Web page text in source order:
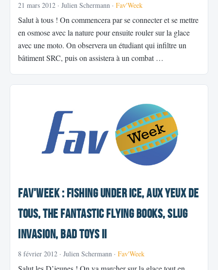
21 mars 2012 · Julien Schermann · Fav'Week
Salut à tous ! On commencera par se connecter et se mettre
en osmose avec la nature pour ensuite rouler sur la glace
avec une moto. On observera un étudiant qui infiltre un
bâtiment SRC, puis on assistera à un combat …
Fav'Week : Fishing under ice, Aux yeux de
Tous, The Fantastic Flying Books, Slug
Invasion, Bad Toys II
8 février 2012 · Julien Schermann · Fav'Week